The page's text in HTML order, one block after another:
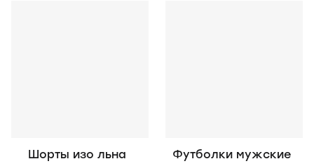
Шорты изо льна Футболки мужские